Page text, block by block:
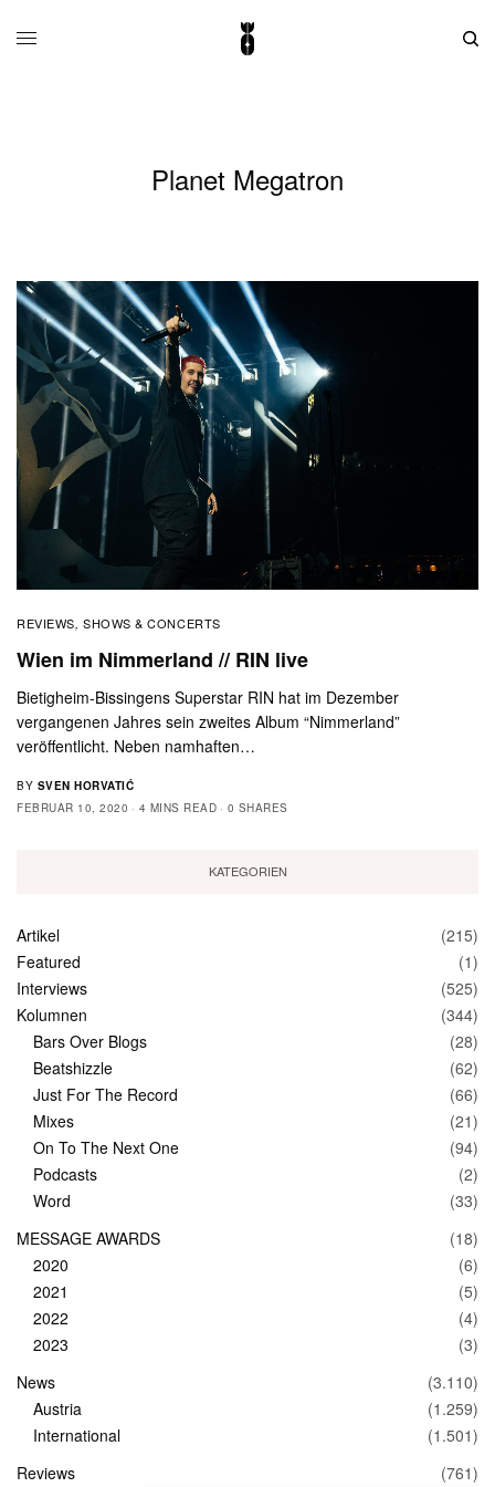
Planet Megatron
REVIEWS, SHOWS & CONCERTS
Wien im Nimmerland // RIN live
Bietigheim-Bissingens Superstar RIN hat im Dezember
vergangenen Jahres sein zweites Album “Nimmerland”
veröffentlicht. Neben namhaften…
BY SVEN HORVATIĆ
FEBRUAR 10, 2020
4 MINS READ 0 SHARES
KATEGORIEN
Artikel
(215)
Featured
(1)
Interviews
(525)
Kolumnen
(344)
Bars Over Blogs
(28)
Beatshizzle
(62)
Just For The Record
(66)
Mixes
(21)
On To The Next One
(94)
Podcasts
(2)
Word
(33)
MESSAGE AWARDS
(18)
2020
(6)
2021
(5)
2022
(4)
2023
(3)
News
(3.110)
Austria
(1.259)
International
(1.501)
Reviews
(761)